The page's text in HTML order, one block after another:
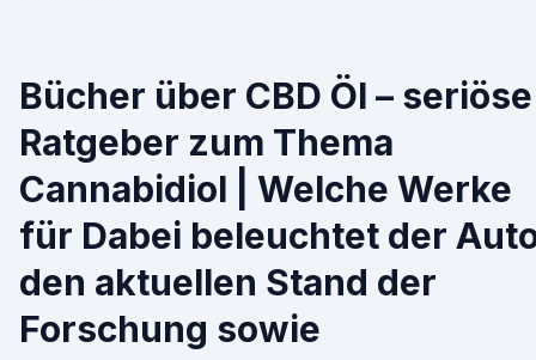
Bücher über CBD Öl – seriöse
Ratgeber zum Thema
Cannabidiol | Welche Werke
für Dabei beleuchtet der
den aktuellen Stand der
Forschung sowie